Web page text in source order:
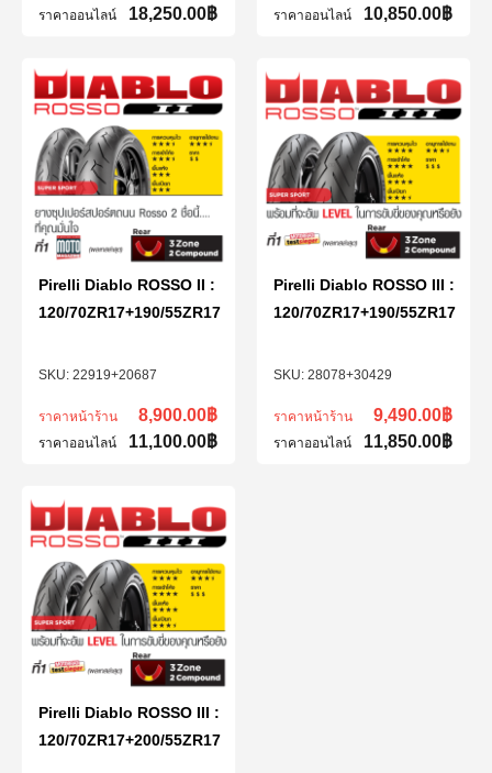
ราคาออนไลน์ 18,250.00฿ ราคาออนไลน์ 10,850.00฿
22919+20687
Pirelli Diablo ROSSO II :
120/70ZR17+190/55ZR17
ราคาหน้าร้าน 8,900.00฿
ราคาออนไลน์ 11,100.00฿
28078+30429
Pirelli Diablo ROSSO III :
120/70ZR17+190/55ZR17
ราคาหน้าร้าน 9,490.00฿
ราคาออนไลน์ 11,850.00฿
Pirelli Diablo ROSSO III :
120/70ZR17+200/55ZR17